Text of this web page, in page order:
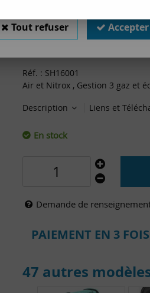
528,00 €TTC au
Réf. : SH16001
Air et Nitrox , Gestion 3 gaz et
Description
Liens et
En stock
Demande de
PAIEMENT EN 3
47 autres
Tout refuser